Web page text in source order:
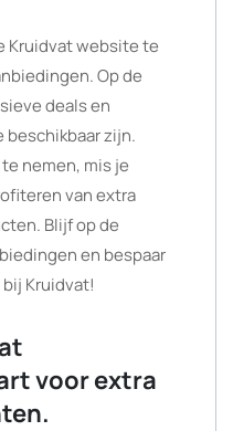
Kruidvat website te
Op de
deals en
zijn.
nemen, mis je
van extra
Blijf op de
en bespaar
Kruidvat!
voor extra